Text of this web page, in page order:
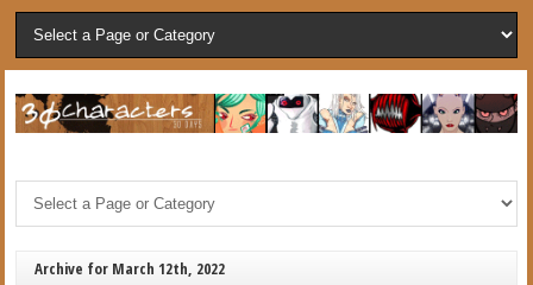
Archive for March 12th, 2022